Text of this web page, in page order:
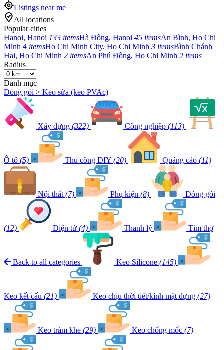
Listings near me
All locations
Popular cities
Hanoi, Hanoi 133 itemsHà Đông, Hanoi 45 itemsAn Bình, Ho Chi
Minh 4 itemsHo Chi Minh City, Ho Chi Minh 3 itemsBình Chánh
Hai, Ho Chi Minh 2 itemsAn Phú Đông, Ho Chi Minh 2 items
Radius
Danh mục
Đóng gói > Keo sữa (keo PVAc)
Xây dựng (322) Công nghiệp (113)
Ô tô (5) Thủ công DIY (20) Quảng cáo (11)
Nội thất (7) Phụ kiện (8) Đóng gói
(12) Điện tử (4) Thanh lý Tìm thợ
Back to all categories Keo Silicone (145)
Keo kết cấu (21) Keo chịu thời tiết/kính mặt đựng (27)
Keo trám khe (29) Keo chống mốc (7)